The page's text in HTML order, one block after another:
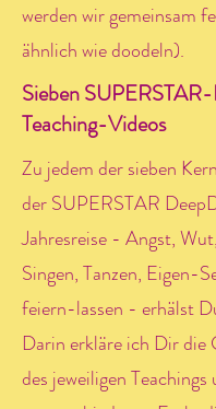
werden wir gemeinsam
ähnlich wie doodeln).
Sieben
Teaching-Videos
Zu jedem der sieben
der SUPERSTAR
Jahresreise - Angst,
Singen, Tanzen, Eigen-
feiern-lassen - erhälst
Darin erkläre ich Dir die
des jeweiligen